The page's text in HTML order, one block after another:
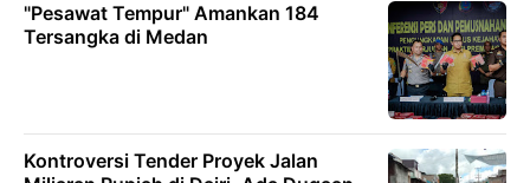
"Pesawat Tempur" Amankan 184
Tersangka di Medan
Kontroversi Tender Proyek Jalan